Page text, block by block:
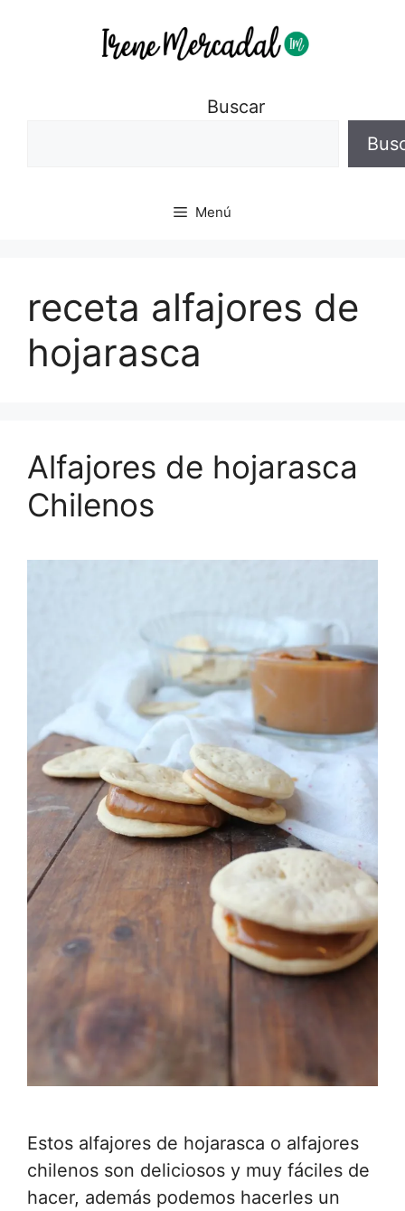
Buscar
Menú
receta alfajores de
hojarasca
Alfajores de hojarasca
Chilenos
Estos alfajores de hojarasca o alfajores
chilenos son deliciosos y muy fáciles de
hacer, además podemos hacerles un